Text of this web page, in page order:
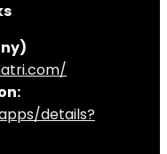
details?